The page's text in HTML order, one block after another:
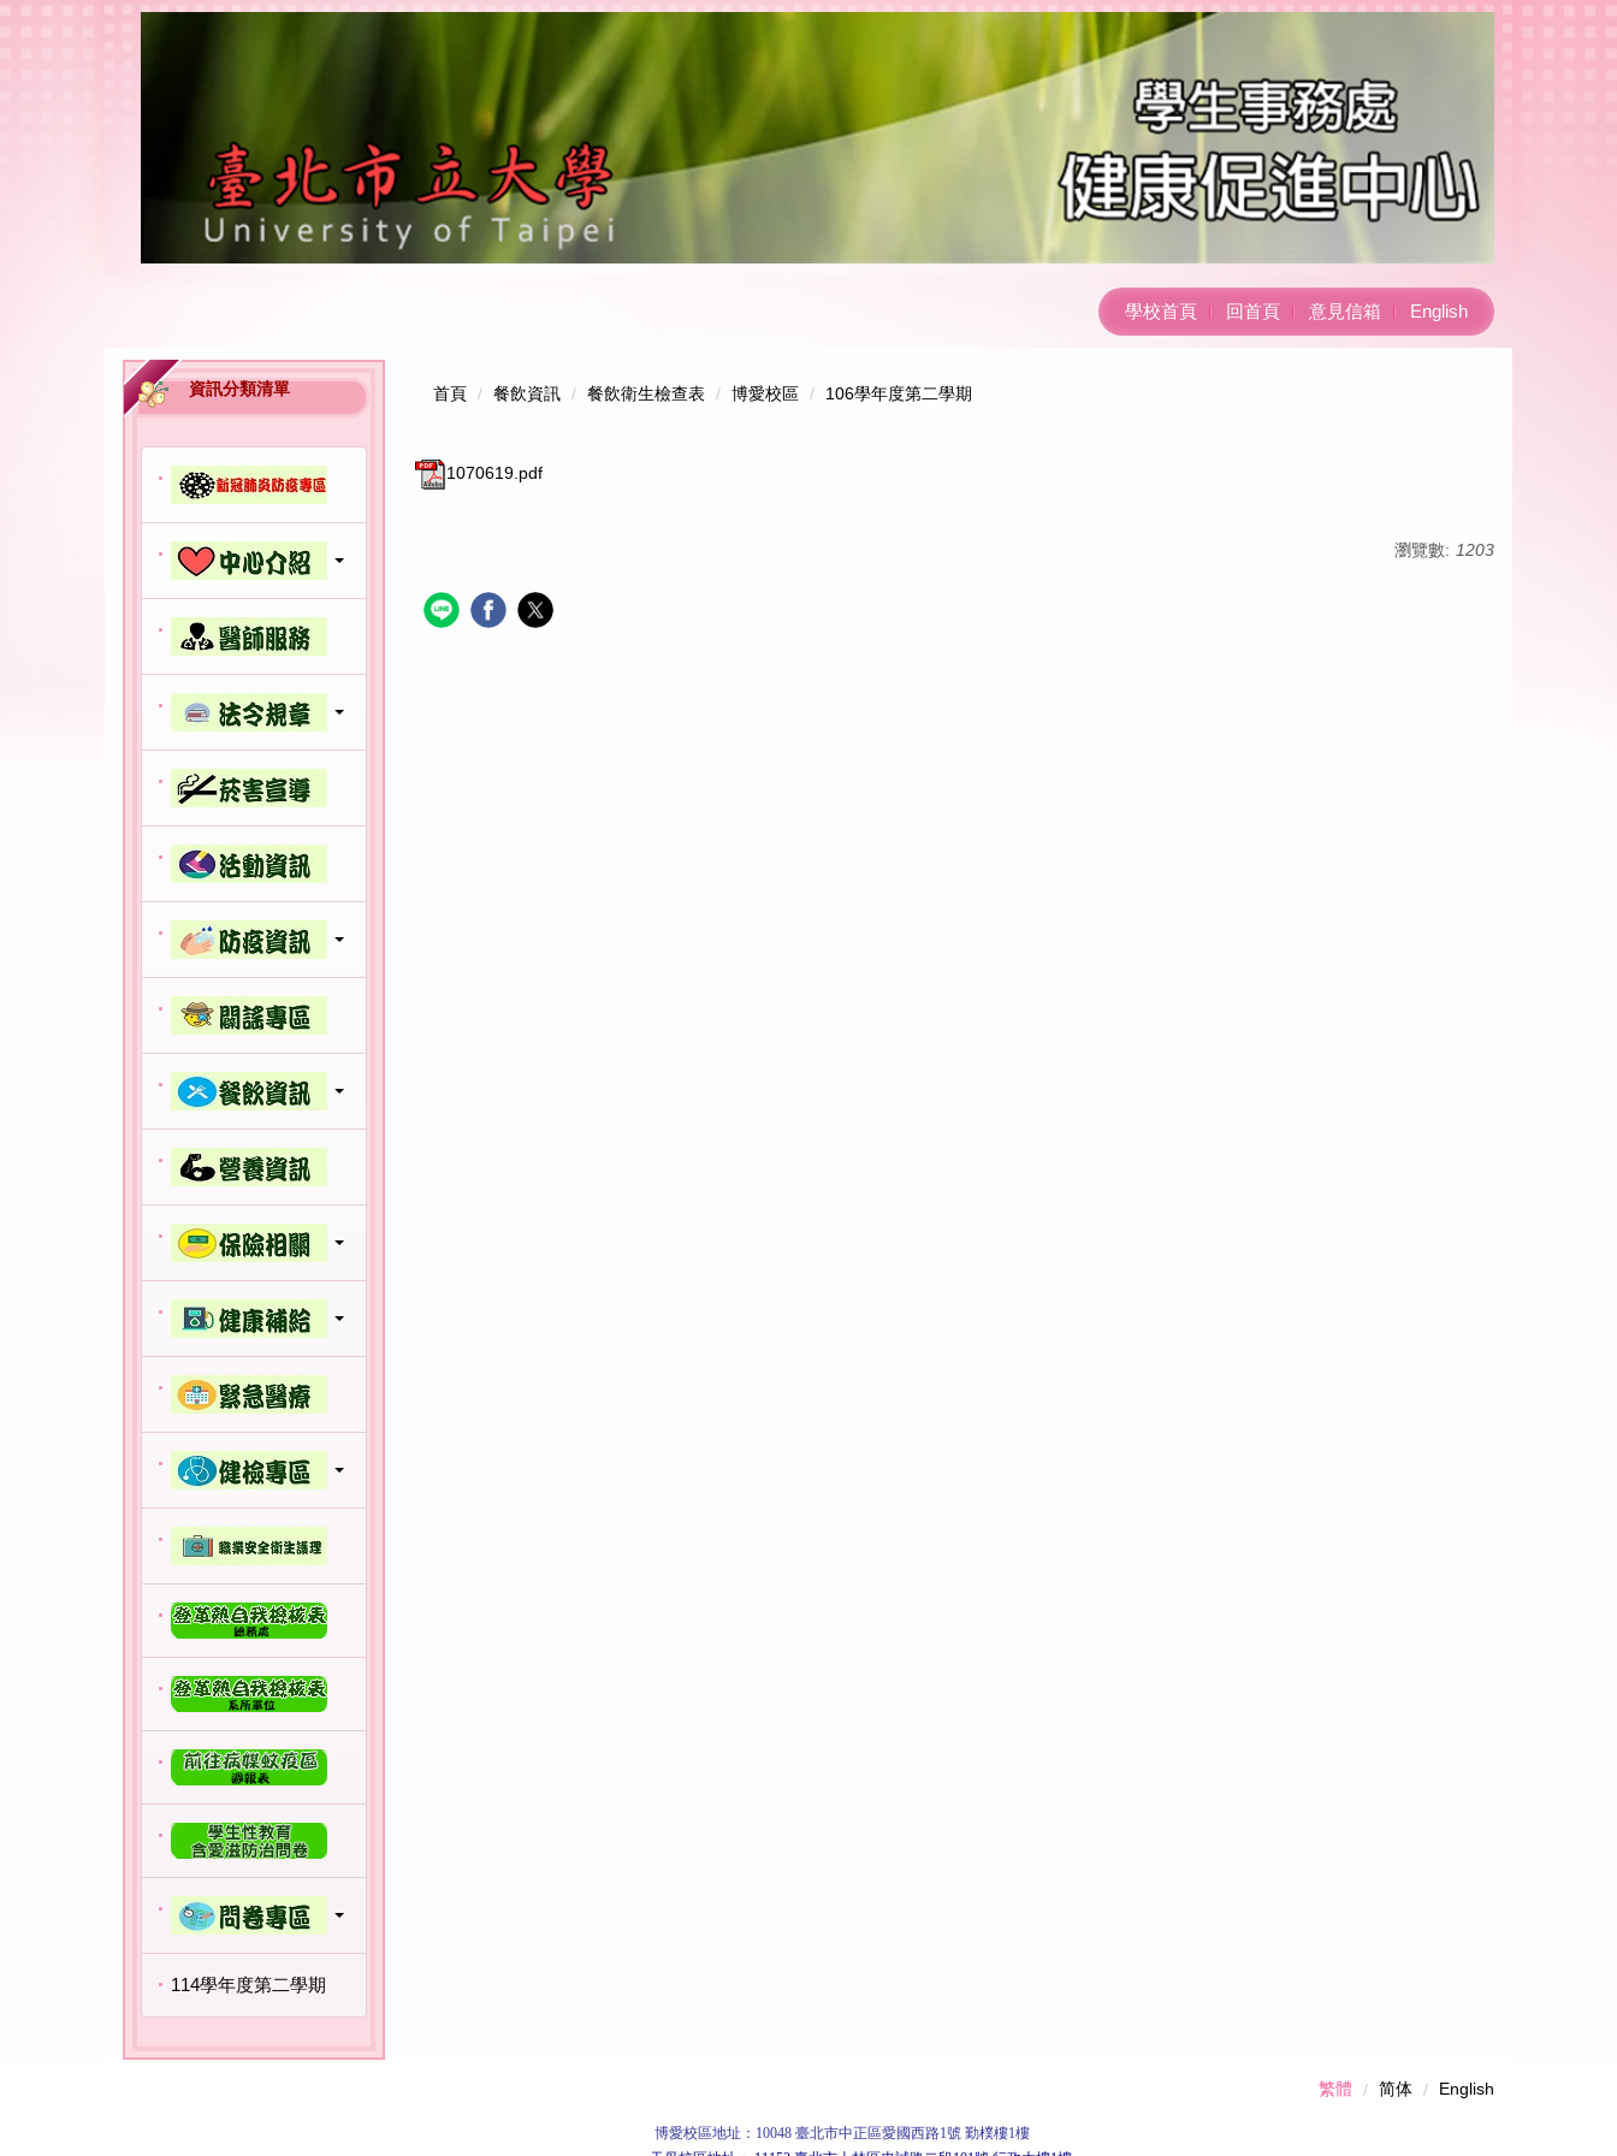
學校首頁 回首頁 意見信箱 English
資訊分類清單
114學年度第二學期
首頁 餐飲資訊 餐飲衛生檢查表 博愛校區 106學年度第二學期
1070619.pdf
瀏覽數: 1203
繁體 简体 English
博愛校區地址：10048 臺北市中正區愛國西路1號 勤樸樓1樓